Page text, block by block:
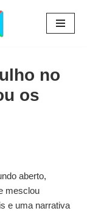
no
os
aberto,
mesclou
e uma narrativa